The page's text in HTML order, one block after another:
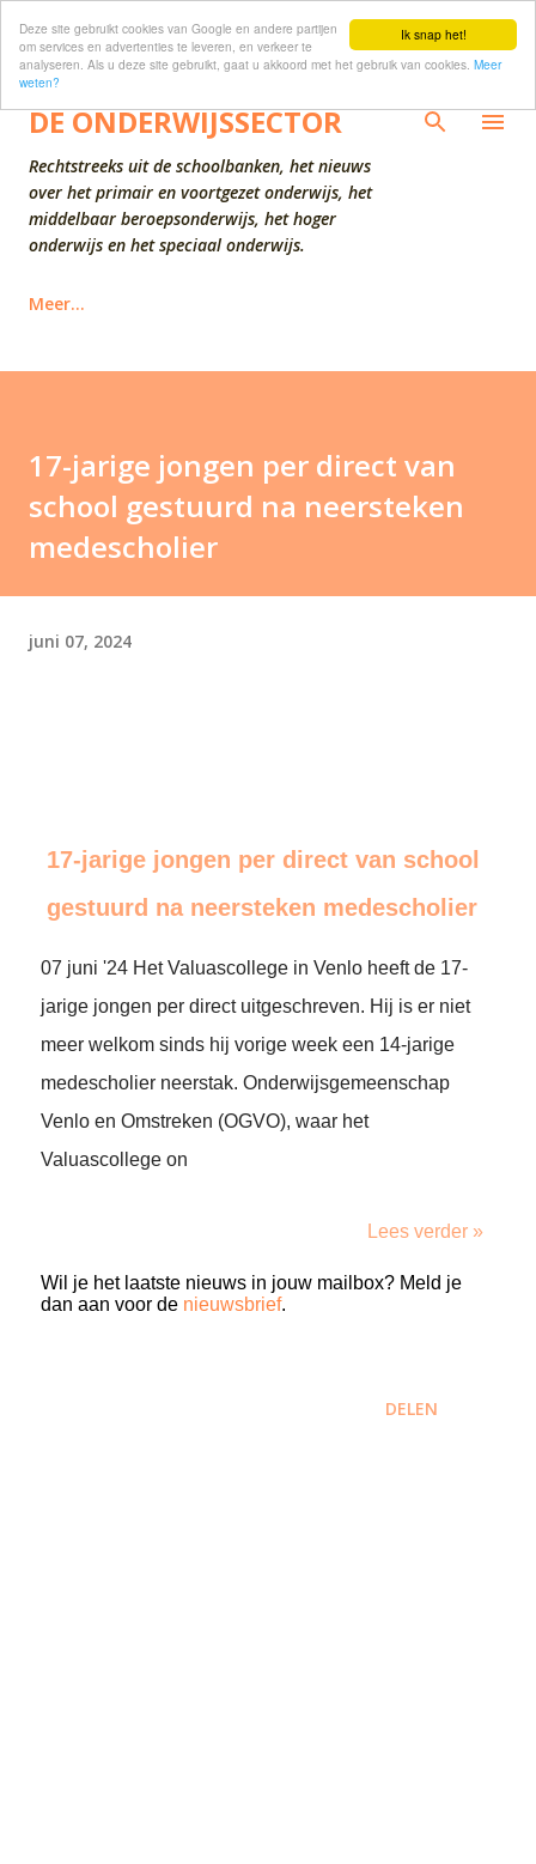
Ik snap het!
Deze site gebruikt cookies van Google en andere partijen
om services en advertenties te leveren, en verkeer te
analyseren. Als u deze site gebruikt, gaat u akkoord met het gebruik van cookies. Meer
weten?
Doorgaan naar hoofdcontent
DE ONDERWIJSSECTOR
Rechtstreeks uit de schoolbanken, het nieuws
over het primair en voortgezet onderwijs, het
middelbaar beroepsonderwijs, het hoger
onderwijs en het speciaal onderwijs.
Meer…
17-jarige jongen per direct van
school gestuurd na neersteken
medescholier
juni 07, 2024
17-jarige jongen per direct van school
gestuurd na neersteken medescholier
07 juni '24 Het Valuascollege in Venlo heeft de 17-
jarige jongen per direct uitgeschreven. Hij is er niet
meer welkom sinds hij vorige week een 14-jarige
medescholier neerstak. Onderwijsgemeenschap
Venlo en Omstreken (OGVO), waar het
Valuascollege on
Lees verder »
Wil je het laatste nieuws in jouw mailbox? Meld je
dan aan voor de nieuwsbrief.
DELEN